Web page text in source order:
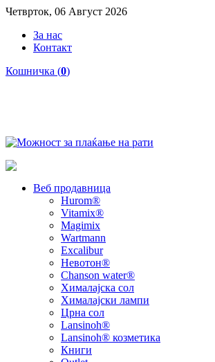
Четврток, 06 Август 2026
За нас
Контакт
Кошничка (0)
Веб продавница
Hurom®
Vitamix®
Magimix
Wartmann
Excalibur
Невотон®
Chanson water®
Хималајска сол
Хималајски лампи
Црна сол
Lansinoh®
Lansinoh® козметика
Книги